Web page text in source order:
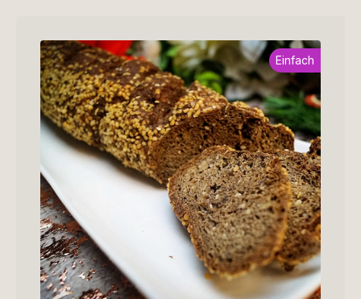
Einfach